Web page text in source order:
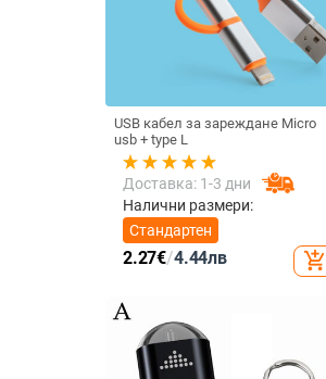
USB кабел за зареждане Micro
usb + type L
Доставка: 1-3 дни
Налични размери:
Стандартен
2.27€/4.44лв add_shopping_cart